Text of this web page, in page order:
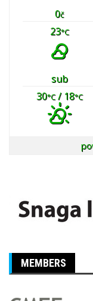
0č
23°C
sub
30°C/ 18°C
MEMBERS